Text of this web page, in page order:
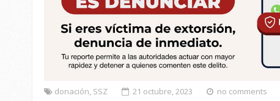
donación, SSZ 21 octubre, 2023 no comments